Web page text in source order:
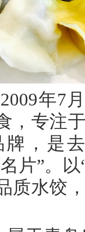
年7
，专注
，是
片”。
质水饺